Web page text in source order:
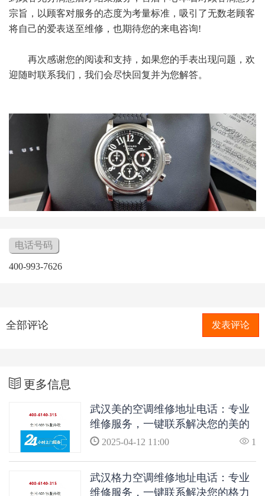
宗旨，以顾客对服务的态度为考量标准，吸引了无数老顾客
将自己的爱表送至维修，也期待您的来电咨询!
再次感谢您的阅读和支持，如果您的手表出现问题，欢
迎随时联系我们，我们会尽快回复并为您解答。
电话号码
400-993-7626
全部评论 发表评论
更多信息
武汉美的空调维修地址电话：专业
维修服务，一键联系解决您的美的
空调问题
2025-04-12 11:00 1
武汉格力空调维修地址电话：专业
维修服务，一键联系解决您的格力